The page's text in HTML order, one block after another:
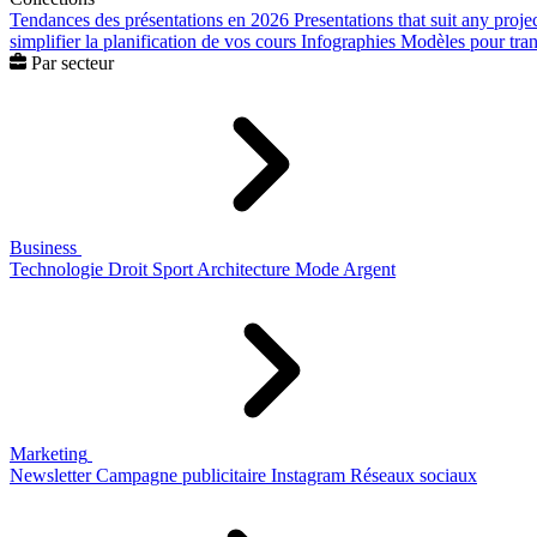
Tendances des présentations en 2026 Presentations that suit any
simplifier la planification de vos cours Infographies Modèles pour
Par secteur
Business
Technologie Droit Sport Architecture Mode Argent
Marketing
Newsletter Campagne publicitaire Instagram Réseaux sociaux